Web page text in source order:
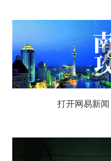
打开网易新